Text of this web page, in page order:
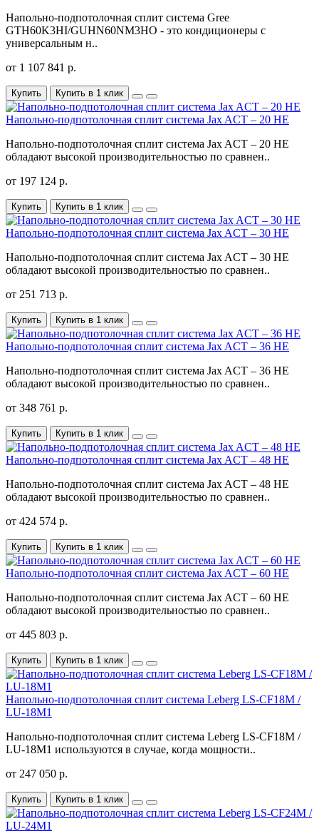
Напольно-подпотолочная сплит система Gree
GTH60K3HI/GUHN60NM3HO - это кондиционеры с
универсальным н..
от 1 107 841 р.
Купить Купить в 1 клик
Напольно-подпотолочная сплит система Jax ACT – 20 HE
Напольно-подпотолочная сплит система Jax ACT – 20 HE
обладают высокой производительностью по сравнен..
от 197 124 р.
Купить Купить в 1 клик
Напольно-подпотолочная сплит система Jax ACT – 30 HE
Напольно-подпотолочная сплит система Jax ACT – 30 HE
обладают высокой производительностью по сравнен..
от 251 713 р.
Купить Купить в 1 клик
Напольно-подпотолочная сплит система Jax ACT – 36 HE
Напольно-подпотолочная сплит система Jax ACT – 36 HE
обладают высокой производительностью по сравнен..
от 348 761 р.
Купить Купить в 1 клик
Напольно-подпотолочная сплит система Jax ACT – 48 HE
Напольно-подпотолочная сплит система Jax ACT – 48 HE
обладают высокой производительностью по сравнен..
от 424 574 р.
Купить Купить в 1 клик
Напольно-подпотолочная сплит система Jax ACT – 60 HE
Напольно-подпотолочная сплит система Jax ACT – 60 HE
обладают высокой производительностью по сравнен..
от 445 803 р.
Купить Купить в 1 клик
Напольно-подпотолочная сплит система Leberg LS-CF18M /
LU-18M1
Напольно-подпотолочная сплит система Leberg LS-CF18M /
LU-18M1 используются в случае, когда мощности..
от 247 050 р.
Купить Купить в 1 клик